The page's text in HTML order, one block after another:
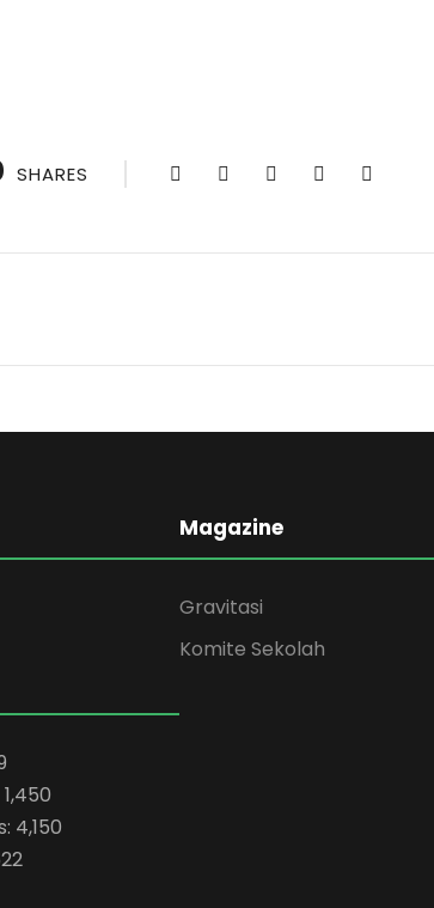
SHARES
1,450
4,150
Magazine
Gravitasi
Komite Sekolah